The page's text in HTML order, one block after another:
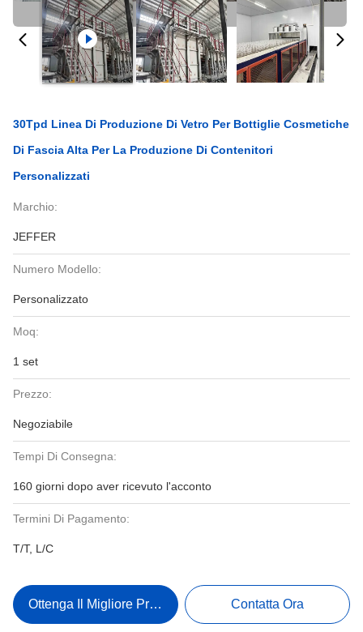
30Tpd Linea Di Produzione Di Vetro Per Bottiglie Cosmetiche
Di Fascia Alta Per La Produzione Di Contenitori
Personalizzati
Marchio:
JEFFER
Numero Modello:
Personalizzato
Moq:
1 set
Prezzo:
Negoziabile
Tempi Di Consegna:
160 giorni dopo aver ricevuto l'acconto
Termini Di Pagamento:
T/T, L/C
Ottenga Il Migliore Prezzo Contatta Ora